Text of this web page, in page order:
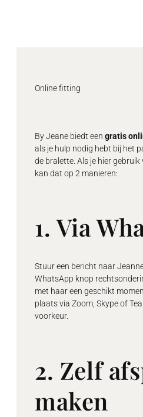
Online fitting
By Jeane biedt een gratis
als je hulp nodig hebt bij het
de bralette. Als je hier
kan dat op 2 manieren:
1. Via
Stuur een bericht naar
WhatsApp knop
met haar een geschikt
plaats via Zoom, Skype of
voorkeur.
2. Zelf
maken